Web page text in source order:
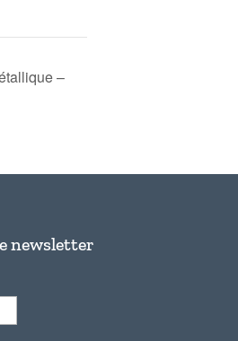
–
newsletter